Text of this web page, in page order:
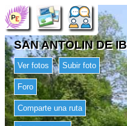
SAN ANTOLIN DE
Ver fotos Subir foto
Foro
Comparte una ruta